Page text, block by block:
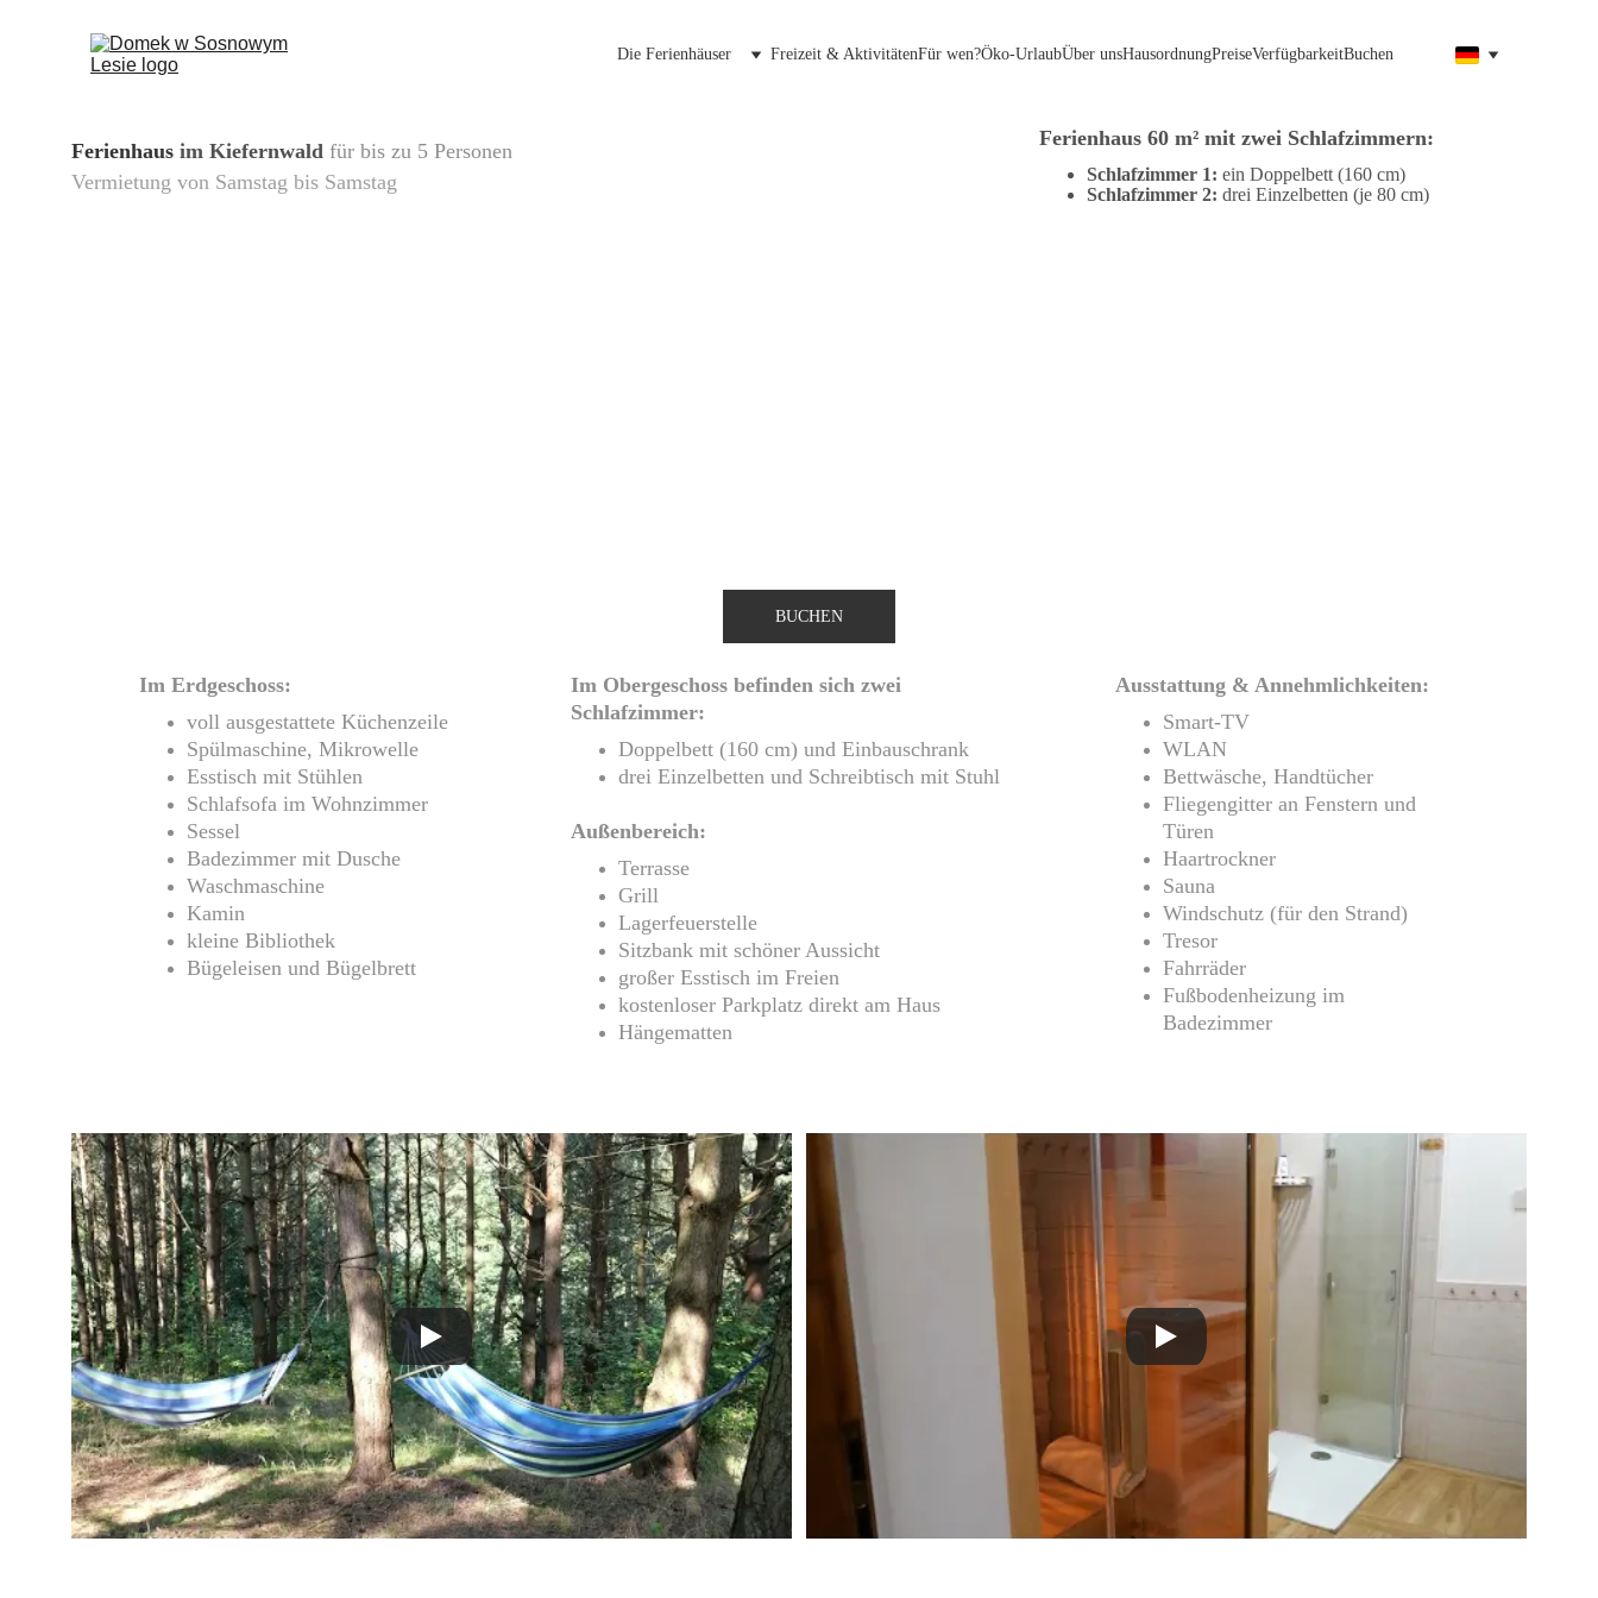
Die Ferienhäuser Freizeit & AktivitätenFür wen?Öko-UrlaubÜber unsHausordnungPreiseVerfügbarkeitBuchen
Ferienhaus im Kiefernwald für bis zu 5 Personen
Ferienhaus 60 m² mit zwei Schlafzimmern:
Schlafzimmer 1: ein Doppelbett (160 cm)
Schlafzimmer 2: drei Einzelbetten (je 80 cm)
Vermietung von Samstag bis Samstag
Im Obergeschoss befinden sich zwei
Schlafzimmer:
Doppelbett (160 cm) und Einbauschrank
drei Einzelbetten und Schreibtisch mit Stuhl
Außenbereich:
Terrasse
Grill
Lagerfeuerstelle
Sitzbank mit schöner Aussicht
großer Esstisch im Freien
kostenloser Parkplatz direkt am Haus
Hängematten
Ausstattung & Annehmlichkeiten:
Smart-TV
WLAN
Bettwäsche, Handtücher
Fliegengitter an Fenstern und
Türen
Haartrockner
Sauna
Windschutz (für den Strand)
Tresor
Fahrräder
Fußbodenheizung im
Badezimmer
Im Erdgeschoss:
voll ausgestattete Küchenzeile
Spülmaschine, Mikrowelle
Esstisch mit Stühlen
Schlafsofa im Wohnzimmer
Sessel
Badezimmer mit Dusche
Waschmaschine
Kamin
kleine Bibliothek
Bügeleisen und Bügelbrett
BUCHEN